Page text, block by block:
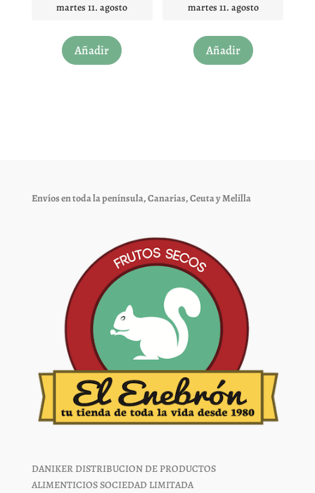
martes 11. agosto
Añadir
producto
elegir
página
de
martes 11. agosto
Añadir
producto
Envíos en toda la península, Canarias, Ceuta y Melilla
DANIKER DISTRIBUCION DE PRODUCTOS
ALIMENTICIOS SOCIEDAD LIMITADA